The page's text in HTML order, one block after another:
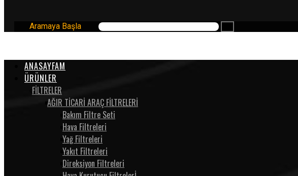
Aramaya Başla
ANASAYFAM
ÜRÜNLER
FİLTRELER
AĞIR TİCARİ ARAÇ FİLTRELERİ
Bakım Filtre Seti
Hava Filtreleri
Yağ Filtreleri
Yakıt Filtreleri
Direksiyon Filtreleri